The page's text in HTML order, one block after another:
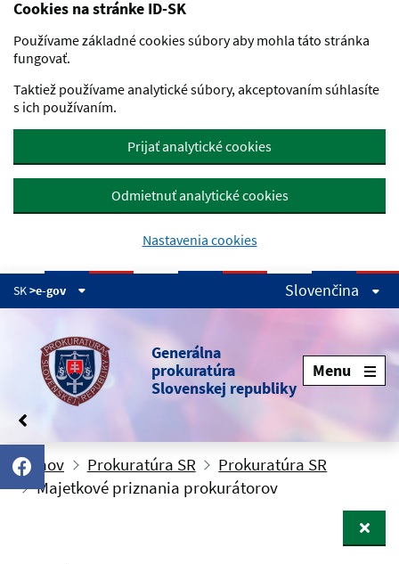
Preskočiť na hlavný obsah
Cookies na stránke ID-SK
Používame základné cookies súbory aby mohla táto stránka
fungovať.
Taktiež používame analytické súbory, akceptovaním súhlasíte
s ich používaním.
Prijať analytické cookies
Odmietnuť analytické cookies
Nastavenia cookies
SK>e-gov Slovenčina
Generálna
prokuratúra
Slovenskej republiky
Menu
Domov Prokuratúra SR
Prokuratúra SR
Majetkové priznania prokurátorov